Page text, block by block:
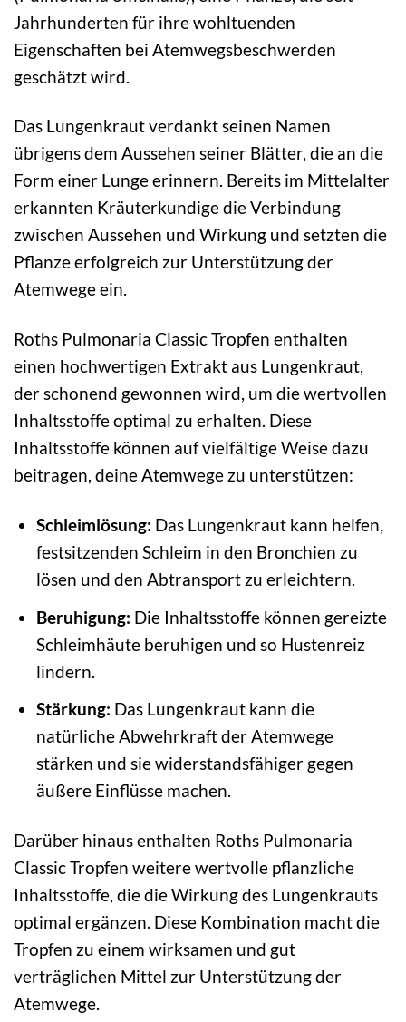
Jahrhunderten für ihre wohltuenden
Eigenschaften bei Atemwegsbeschwerden
geschätzt wird.
Das Lungenkraut verdankt seinen Namen
übrigens dem Aussehen seiner Blätter, die an die
Form einer Lunge erinnern. Bereits im Mittelalter
erkannten Kräuterkundige die Verbindung
zwischen Aussehen und Wirkung und setzten die
Pflanze erfolgreich zur Unterstützung der
Atemwege ein.
Roths Pulmonaria Classic Tropfen enthalten
einen hochwertigen Extrakt aus Lungenkraut,
der schonend gewonnen wird, um die wertvollen
Inhaltsstoffe optimal zu erhalten. Diese
Inhaltsstoffe können auf vielfältige Weise dazu
beitragen, deine Atemwege zu unterstützen:
Schleimlösung: Das Lungenkraut kann helfen,
festsitzenden Schleim in den Bronchien zu
lösen und den Abtransport zu erleichtern.
Beruhigung: Die Inhaltsstoffe können gereizte
Schleimhäute beruhigen und so Hustenreiz
lindern.
Stärkung: Das Lungenkraut kann die
natürliche Abwehrkraft der Atemwege
stärken und sie widerstandsfähiger gegen
äußere Einflüsse machen.
Darüber hinaus enthalten Roths Pulmonaria
Classic Tropfen weitere wertvolle pflanzliche
Inhaltsstoffe, die die Wirkung des Lungenkrauts
optimal ergänzen. Diese Kombination macht die
Tropfen zu einem wirksamen und gut
verträglichen Mittel zur Unterstützung der
Atemwege.